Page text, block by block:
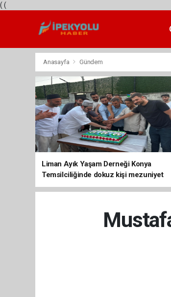
( (
Anasayfa Gündem
Liman Ayık Yaşam Derneği Konya
Temsilciliğinde dokuz kişi mezuniyet
sevinci yaşadı